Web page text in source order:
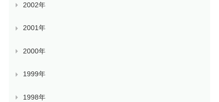
2002年
2001年
2000年
1999年
1998年